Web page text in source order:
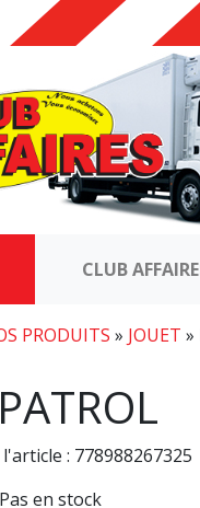
CLUB
PRODUITS » JOUET »
: 778988267325
Pas en stock